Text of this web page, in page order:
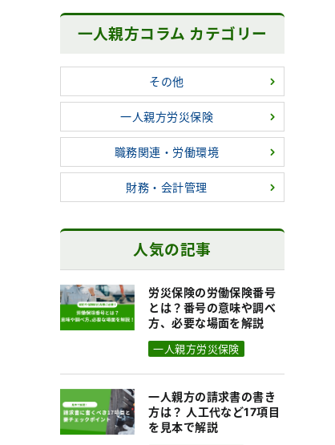
一人親方コラム カテゴリー
その他
一人親方労災保険
職務関連・労働環境
財務・会計管理
人気の記事
労災保険の労働保険番号
とは？番号の意味や調べ
方、必要な場面を解説
一人親方労災保険
一人親方の請求書の書き
方は？ 人工代など17項目
を見本で解説